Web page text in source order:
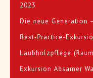
2023
Die neue Generation
Best-Practice-
Laubholzpflege
Exkursion Absamer